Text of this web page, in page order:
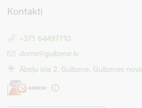
Kontakti
+371 64497710
E-pasts:
dome@gulbene.lv
Ābeļu iela 2, Gulbene, Gulbenes